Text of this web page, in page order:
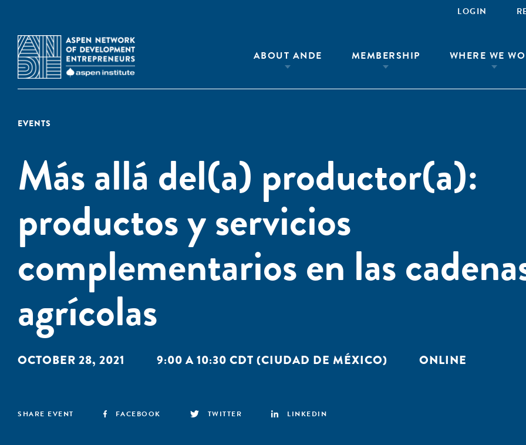
LOGIN
ABOUT ANDE MEMBERSHIP WHERE WE
EVENTS
Más allá del(a) productor(a):
productos y servicios
complementarios en las
agrícolas
OCTOBER 28, 2021 9:00 A 10:30 CDT (CIUDAD DE MÉXICO) ONLINE
SHARE EVENT FACEBOOK TWITTER LINKEDIN